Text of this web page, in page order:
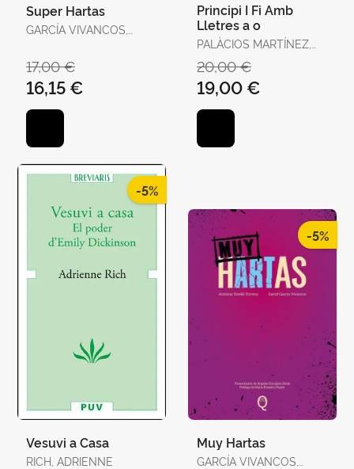
Super Hartas
GARCÍA VIVANCOS,
17,00 €
16,15 €
Principi I Fi Amb
Lletres a o
PALÀCIOS MARTÍNEZ,
20,00 €
19,00 €
-5%
Vesuvi a Casa
RICH, ADRIENNE
-5%
Muy Hartas
GARCÍA VIVANCOS,